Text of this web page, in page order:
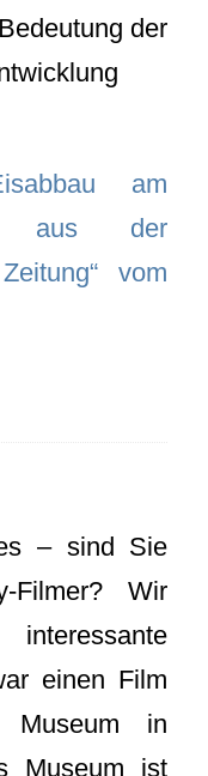
der
am
aus der
vom
– sind Sie
Filmer? Wir
einen Film
Museum in
Museum ist